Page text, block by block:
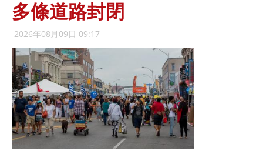
多條道路封閉
2026年08月09日 09:17